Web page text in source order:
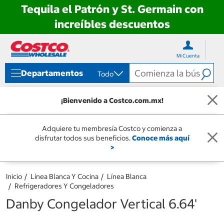
Tequila el Patrón y St. Germain con
increíbles descuentos
directo
contenido
directo
menú
navegación
Mi Cuenta
Departamentos Todo
¡Bienvenido a Costco.com.mx!
Adquiere tu membresía Costco y comienza a
disfrutar todos sus beneficios.Conoce más aquí
>
Inicio Línea Blanca Y Cocina
Línea Blanca
Refrigeradores Y Congeladores
Danby Congelador Vertical 6.64'